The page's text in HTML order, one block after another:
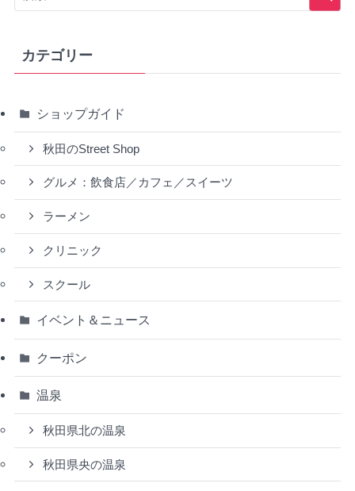
カテゴリー
ショップガイド
秋田のStreet Shop
グルメ：飲食店／カフェ／スイーツ
ラーメン
クリニック
スクール
イベント＆ニュース
クーポン
温泉
秋田県北の温泉
秋田県央の温泉